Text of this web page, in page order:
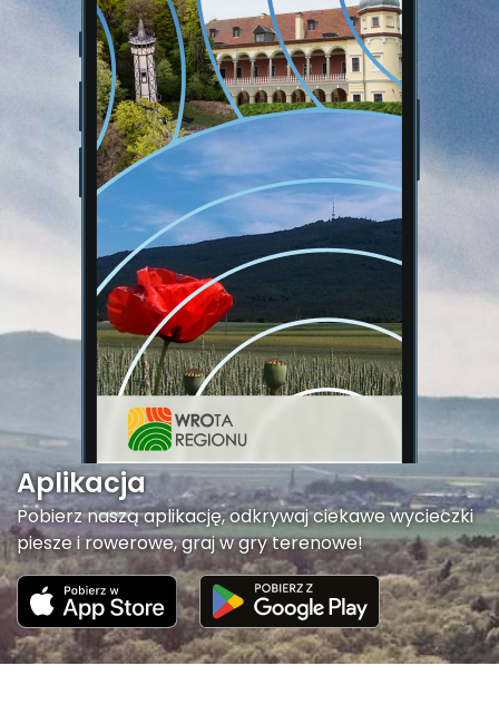
Aplikacja
Pobierz naszą aplikację, odkrywaj ciekawe wycieczki
piesze i rowerowe, graj w gry terenowe!